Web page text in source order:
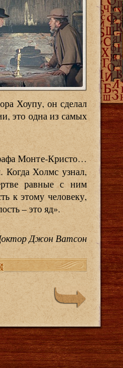
Хоупу, он сделал
это одна из самых
Монте-Кристо…
Когда Холмс узнал,
равные с ним
к этому человеку,
– это яд».
Джон Ватсон